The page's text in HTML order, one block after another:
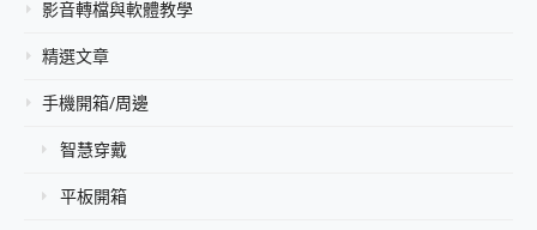
影音轉檔與軟體教學
精選文章
手機開箱/周邊
智慧穿戴
平板開箱